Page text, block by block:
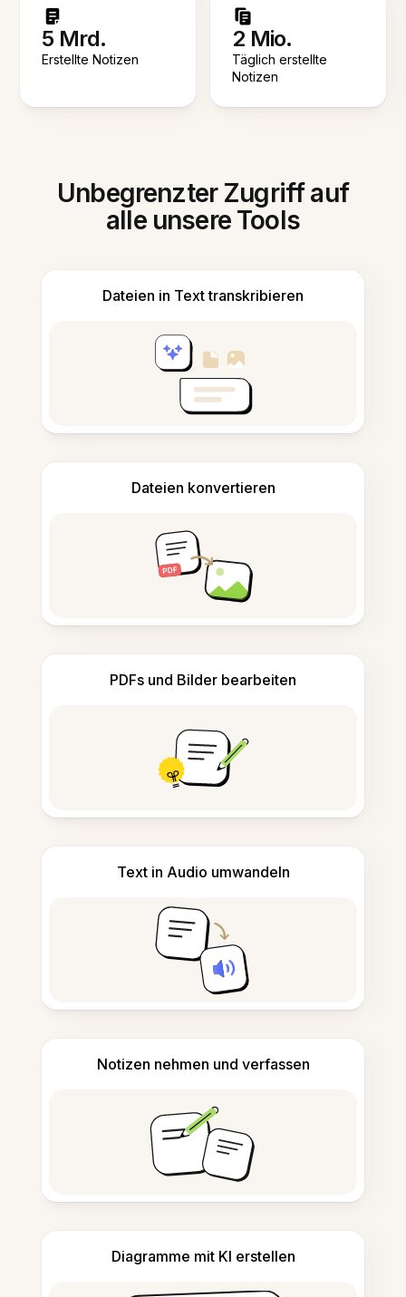
5 Mrd.
Erstellte Notizen
2 Mio.
Täglich erstellte
Notizen
Unbegrenzter Zugriff auf
alle unsere Tools
Dateien in Text transkribieren
Dateien konvertieren
PDFs und Bilder bearbeiten
Text in Audio umwandeln
Notizen nehmen und verfassen
Diagramme mit KI erstellen